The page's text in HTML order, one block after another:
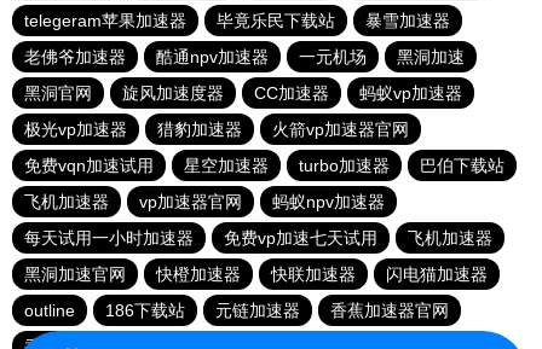
telegeram苹果加速器
毕竟乐民下载站
暴雪加速器
老佛爷加速器
酷通npv加速器 一元机场
黑洞加速
黑洞官网
旋风加速度器 CC加速器
蚂蚁vp加速器
极光vp加速器
猎豹加速器
火箭vp加速器官网
免费vqn加速试用
星空加速器 turbo加速器
巴伯下载站
飞机加速器
vp加速器官网
蚂蚁npv加速器
每天试用一小时加速器
免费vp加速七天试用
飞机加速器
黑洞加速官网
快橙加速器 快联加速器
闪电猫加速器
outline
186下载站 元链加速器
香蕉加速器官网